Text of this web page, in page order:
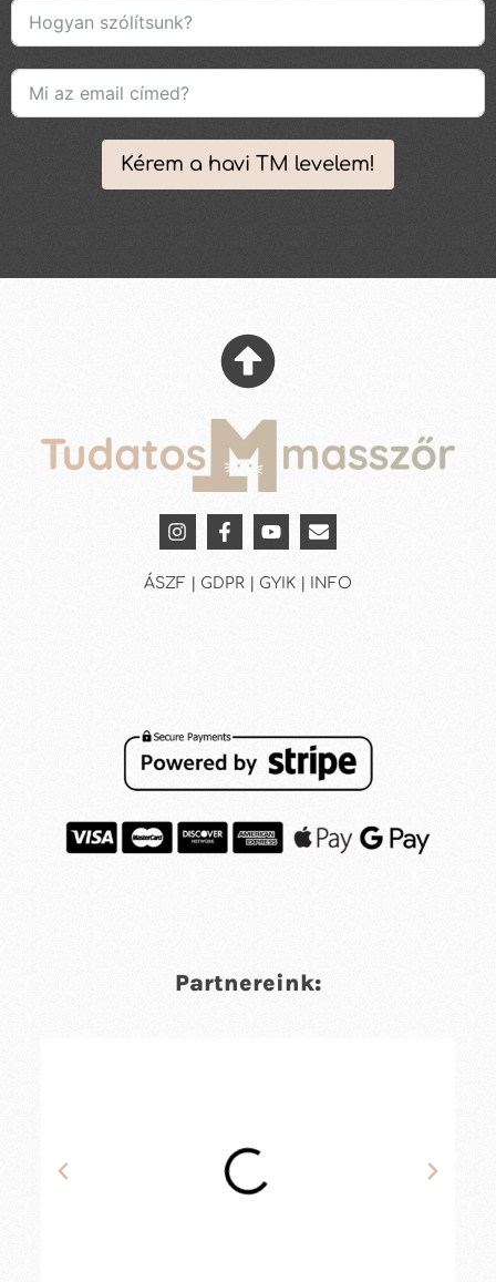
Kérem a havi TM levelem!
ÁSZF | GDPR | GYIK | INFO
Partnereink: